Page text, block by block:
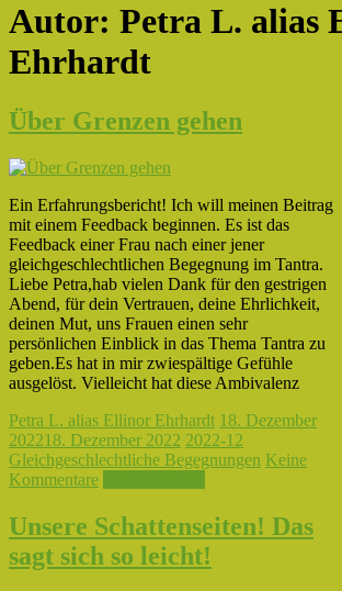
Autor: Petra L. alias
Ehrhardt
Über Grenzen gehen
Ein Erfahrungsbericht! Ich will meinen Beitrag
mit einem Feedback beginnen. Es ist das
Feedback einer Frau nach einer jener
gleichgeschlechtlichen Begegnung im Tantra.
Liebe Petra,hab vielen Dank für den gestrigen
Abend, für dein Vertrauen, deine Ehrlichkeit,
deinen Mut, uns Frauen einen sehr
persönlichen Einblick in das Thema Tantra zu
geben.Es hat in mir zwiespältige Gefühle
ausgelöst. Vielleicht hat diese Ambivalenz
Petra L. alias Ellinor Ehrhardt 18. Dezember
202218. Dezember 2022 2022-12
Gleichgeschlechtliche Begegnungen Keine
Kommentare
Unsere Schattenseiten! Das
sagt sich so leicht!